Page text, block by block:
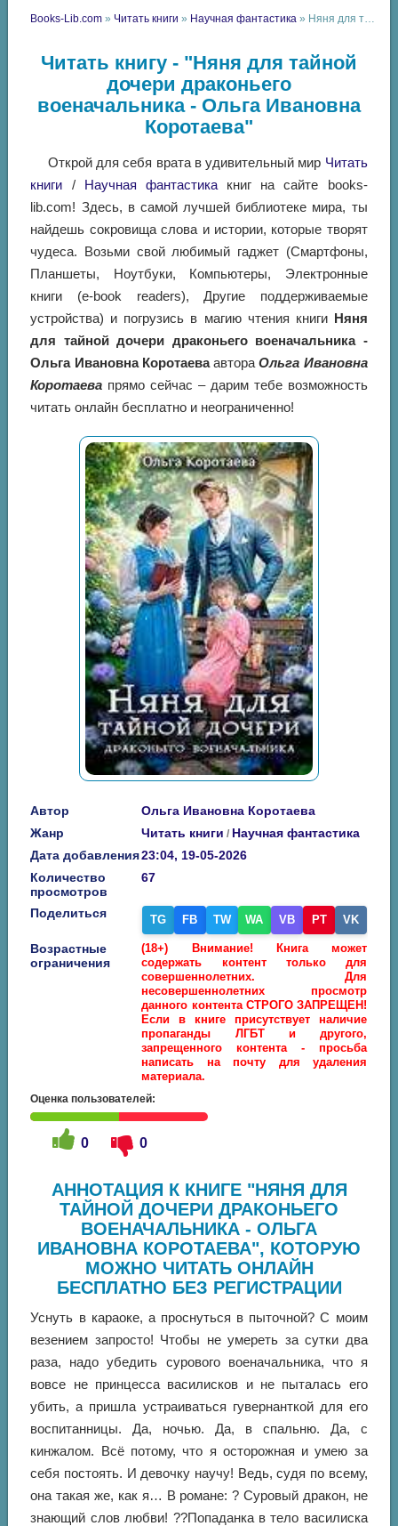
Books-Lib.com » Читать книги » Научная фантастика » Няня для тайной дочери драконьего военачальника - Ольга Ивановна Коротаева
Читать книгу - "Няня для тайной
дочери драконьего
военачальника - Ольга Ивановна
Коротаева"
Открой для себя врата в удивительный мир Читать
книги / Научная фантастикакниг на сайте books-
lib.com! Здесь, в самой лучшей библиотеке мира, ты
найдешь сокровища слова и истории, которые творят
чудеса. Возьми свой любимый гаджет (Смартфоны,
Планшеты, Ноутбуки, Компьютеры, Электронные
книги (e-book readers), Другие поддерживаемые
устройства) и погрузись в магию чтения книги Няня
для тайной дочери драконьего военачальника -
Ольга Ивановна КоротаеваавтораОльга Ивановна
Коротаева прямо сейчас – дарим тебе возможность
читать онлайн бесплатно и неограниченно!
Автор
Ольга Ивановна Коротаева
Жанр
Читать книги / Научная фантастика
Дата добавления23:04, 19-05-2026
Количество
просмотров
67
Поделиться TG FB TW WA VB PT VK
Возрастные
ограничения
(18+) Внимание! Книга может
содержать контент только для
совершеннолетних. Для
несовершеннолетних просмотр
данного контента СТРОГО ЗАПРЕЩЕН!
Если в книге присутствует наличие
пропаганды ЛГБТ и другого,
запрещенного контента - просьба
написать на почту для удаления
материала.
Оценка пользователей:
0 0
АННОТАЦИЯ К КНИГЕ "НЯНЯ ДЛЯ
ТАЙНОЙ ДОЧЕРИ ДРАКОНЬЕГО
ВОЕНАЧАЛЬНИКА - ОЛЬГА
ИВАНОВНА КОРОТАЕВА", КОТОРУЮ
МОЖНО ЧИТАТЬ ОНЛАЙН
БЕСПЛАТНО БЕЗ РЕГИСТРАЦИИ
Уснуть в караоке, а проснуться в пыточной? С моим
везением запросто! Чтобы не умереть за сутки два
раза, надо убедить сурового военачальника, что я
вовсе не принцесса василисков и не пыталась его
убить, а пришла устраиваться гувернанткой для его
воспитанницы. Да, ночью. Да, в спальню. Да, с
кинжалом. Всё потому, что я осторожная и умею за
себя постоять. И девочку научу! Ведь, судя по всему,
она такая же, как я… В романе: ? Суровый дракон, не
знающий слов любви! ??Попаданка в тело василиска